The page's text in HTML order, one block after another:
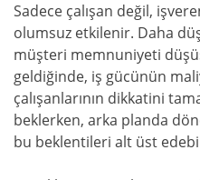
Sadece çalışan değil,
olumsuz etkilenir. Daha
müşteri memnuniyeti
geldiğinde, iş gücünün
çalışanlarının dikkatini
beklerken, arka planda
bu beklentileri alt üst